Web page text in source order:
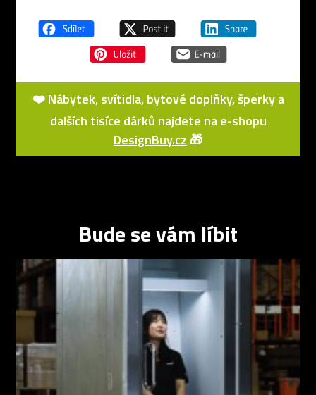
❤️ Nábytek, svítidla, bytové doplňky, šperky a
dalších tisíce dárků najdete na e-shopu
DesignBuy.cz 🎁
Bude se vám líbit